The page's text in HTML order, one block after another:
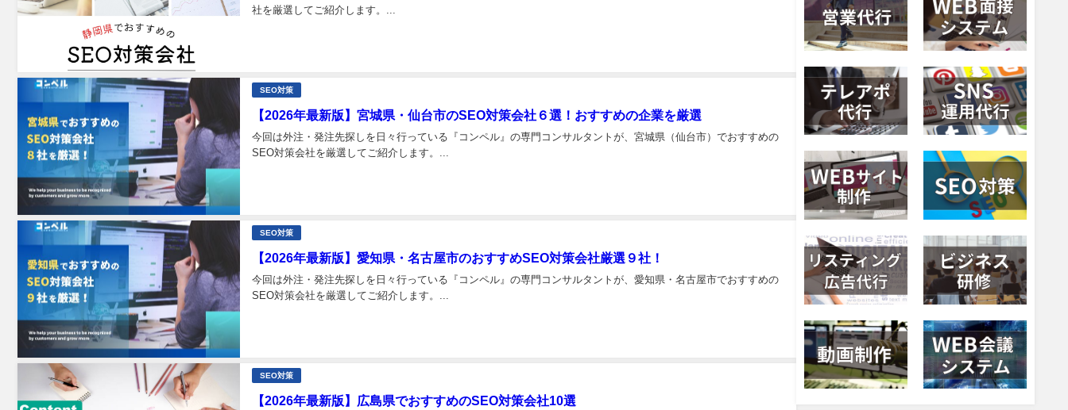
社を厳選してご紹介します。...
SEO対策
【2026年最新版】宮城県・仙台市のSEO対策会社６選！おすすめの企業を厳選
今回は外注・発注先探しを日々行っている『コンペル』の専門コンサルタントが、宮城県（仙台市）でおすすめの
SEO対策会社を厳選してご紹介します。...
SEO対策
【2026年最新版】愛知県・名古屋市のおすすめSEO対策会社厳選９社！
今回は外注・発注先探しを日々行っている『コンペル』の専門コンサルタントが、愛知県・名古屋市でおすすめの
SEO対策会社を厳選してご紹介します。...
SEO対策
【2026年最新版】広島県でおすすめのSEO対策会社10選